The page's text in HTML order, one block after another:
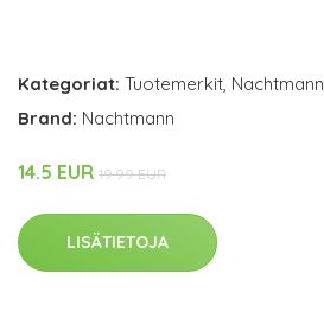
Kategoriat: Tuotemerkit, Nachtmann
Brand: Nachtmann
14.5 EUR 19.99 EUR
LISÄTIETOJA